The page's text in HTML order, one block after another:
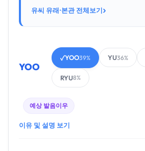
유씨 유래·본관 전체보기›
YOO
✓YOO39% YU36%
RYU8%
예상 발음이우
이유 및 설명 보기